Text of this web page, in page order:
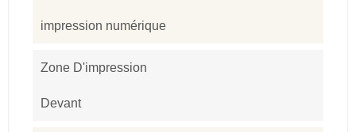
impression numérique
Zone D'impression
Devant